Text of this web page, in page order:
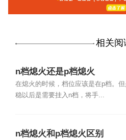
相关阅
n档熄火还是p档熄火
在熄火的时候，档位应该是在p档。
稳以后是需要挂入n档，将手...
n档熄火和p档熄火区别